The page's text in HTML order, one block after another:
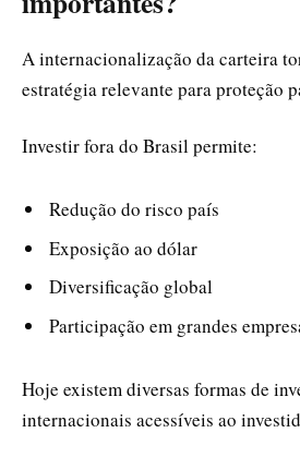
A internacionalização da carteira
estratégia relevante para proteção
Investir fora do Brasil permite:
Redução do risco país
Exposição ao dólar
Diversificação global
Participação em grandes
Hoje existem diversas formas de
internacionais acessíveis ao